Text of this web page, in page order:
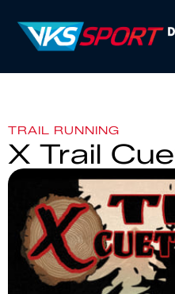
TRAIL RUNNING
X Trail